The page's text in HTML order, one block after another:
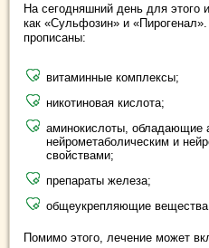
На сегодняшний день для этого
как «Сульфозин» и
прописаны:
витаминные комплексы;
никотиновая кислота;
аминокислоты, обладающие
нейрометаболическим и
свойствами;
препараты железа;
общеукрепляющие вещества.
Помимо этого, лечение может